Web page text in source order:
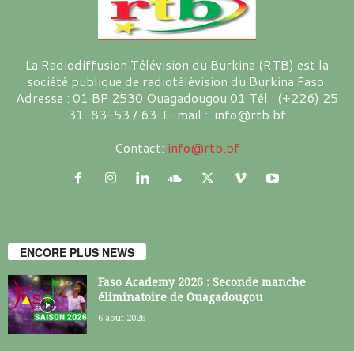
La Radiodiffusion Télévision du Burkina (RTB) est la
société publique de radiotélévision du Burkina Faso.
Adresse : 01 BP 2530 Ouagadougou 01 Tél : (+226) 25
31-83-53 / 63 E-mail : info@rtb.bf
Contact: info@rtb.bf
ENCORE PLUS NEWS
Faso Academy 2026 : Seconde manche
éliminatoire de Ouagadougou
6 août 2026